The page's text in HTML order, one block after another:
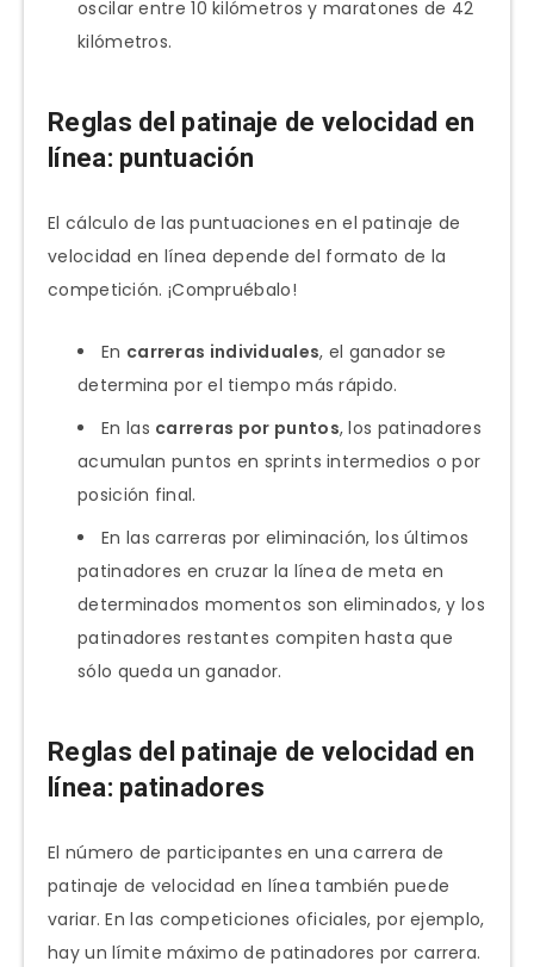
oscilar entre 10 kilómetros y maratones de 42
kilómetros.
Reglas del patinaje de velocidad en
línea: puntuación
El cálculo de las puntuaciones en el patinaje de
velocidad en línea depende del formato de la
competición. ¡Compruébalo!
En carreras individuales, el ganador se
determina por el tiempo más rápido.
En las carreras por puntos, los patinadores
acumulan puntos en sprints intermedios o por
posición final.
En las carreras por eliminación, los últimos
patinadores en cruzar la línea de meta en
determinados momentos son eliminados, y los
patinadores restantes compiten hasta que
sólo queda un ganador.
Reglas del patinaje de velocidad en
línea: patinadores
El número de participantes en una carrera de
patinaje de velocidad en línea también puede
variar. En las competiciones oficiales, por ejemplo,
hay un límite máximo de patinadores por carrera.